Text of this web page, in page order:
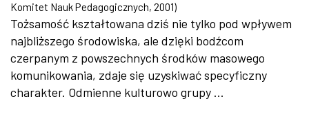
Komitet Nauk Pedagogicznych, 2001)
Tożsamość kształtowana dziś nie tylko pod wpływem
najbliższego środowiska, ale dzięki bodźcom
czerpanym z powszechnych środków masowego
komunikowania, zdaje się uzyskiwać specyficzny
charakter. Odmienne kulturowo grupy ...